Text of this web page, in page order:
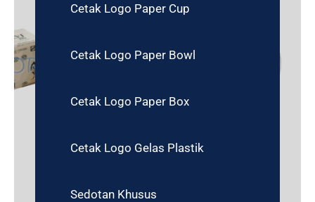
Cetak Logo Paper Cup
Cetak Logo Paper Bowl
Cetak Logo Paper Box
Cetak Logo Gelas Plastik
Sedotan Khusus